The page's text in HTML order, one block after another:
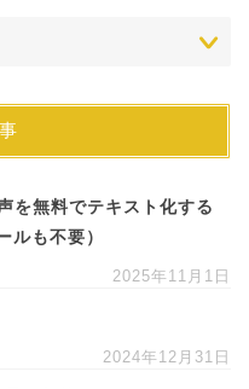
を無料でテキスト化する
ルも不要）
2025年11月1日
2024年12月31日